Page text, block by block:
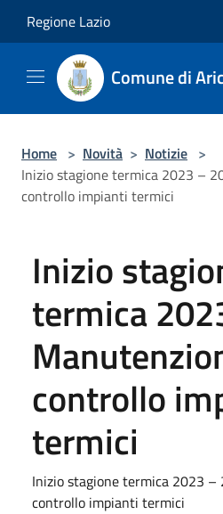
Regione Lazio
Comune di
Home > Novità > Notizie >
Inizio stagione termica 2023 –
controllo impianti termici
Inizio
termica
controllo
termici
Inizio stagione termica 2023 –
controllo impianti termici